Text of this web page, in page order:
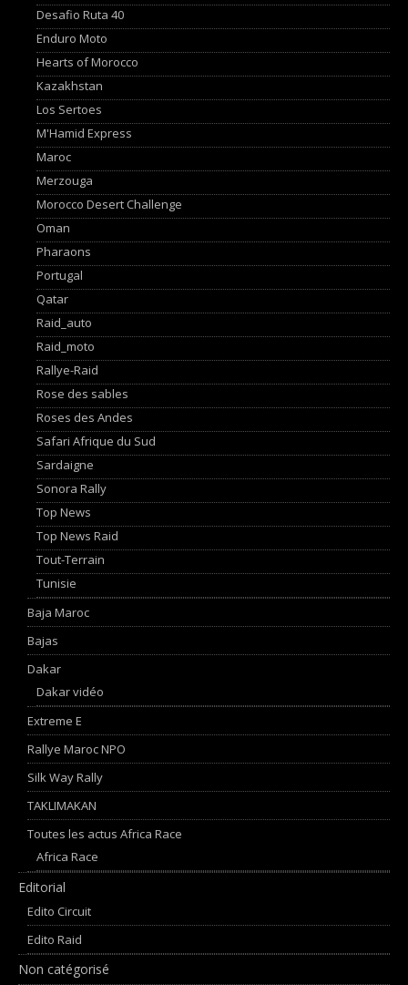
Desafio Ruta 40
Enduro Moto
Hearts of Morocco
Kazakhstan
Los Sertoes
M'Hamid Express
Maroc
Merzouga
Morocco Desert Challenge
Oman
Pharaons
Portugal
Qatar
Raid_auto
Raid_moto
Rallye-Raid
Rose des sables
Roses des Andes
Safari Afrique du Sud
Sardaigne
Sonora Rally
Top News
Top News Raid
Tout-Terrain
Tunisie
Baja Maroc
Bajas
Dakar
Dakar vidéo
Extreme E
Rallye Maroc NPO
Silk Way Rally
TAKLIMAKAN
Toutes les actus Africa Race
Africa Race
Editorial
Edito Circuit
Edito Raid
Non catégorisé